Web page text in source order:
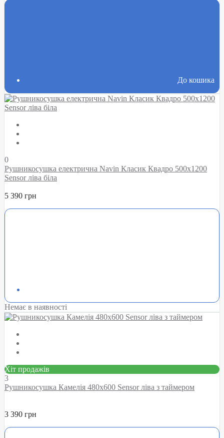
До кошика
0
Рушникосушка електрична Navin Класик Квадро 500х1200
Sensor ліва біла
5 390 грн
Немає в наявності
Хіт продажів
3
Рушникосушка Камелія 480х600 Sensor ліва з таймером
3 390 грн